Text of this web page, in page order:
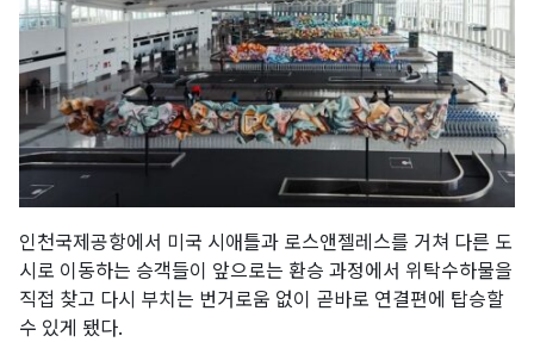
인천국제공항에서 미국 시애틀과 로스앤젤레스를 거쳐 다른 도
시로 이동하는 승객들이 앞으로는 환승 과정에서 위탁수하물을
직접 찾고 다시 부치는 번거로움 없이 곧바로 연결편에 탑승할
수 있게 됐다.